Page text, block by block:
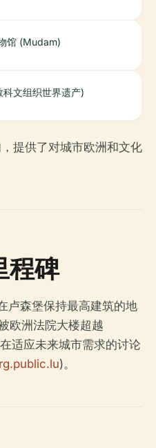
馆 (Mudam)
文组织世界遗产)
提供了对城市欧洲和文化
程碑
卢森堡保持最高建筑的地
欧洲法院大楼超越
适应未来城市需求的讨论
)。